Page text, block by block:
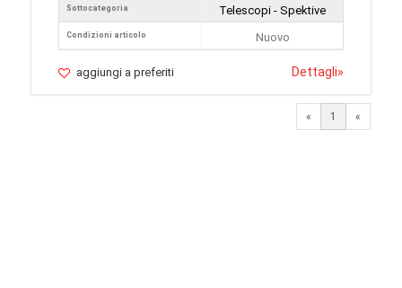
Sottocategoria
Condizioni articolo
Telescopi - Spektive
Nuovo
aggiungi a preferiti Dettagli»
« 1 «